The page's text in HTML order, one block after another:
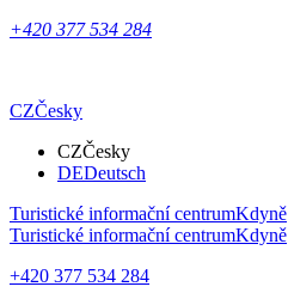
+420 377 534 284
CZČesky
CZČesky
DEDeutsch
Turistické informační centrumKdyně
Turistické informační centrumKdyně
+420 377 534 284